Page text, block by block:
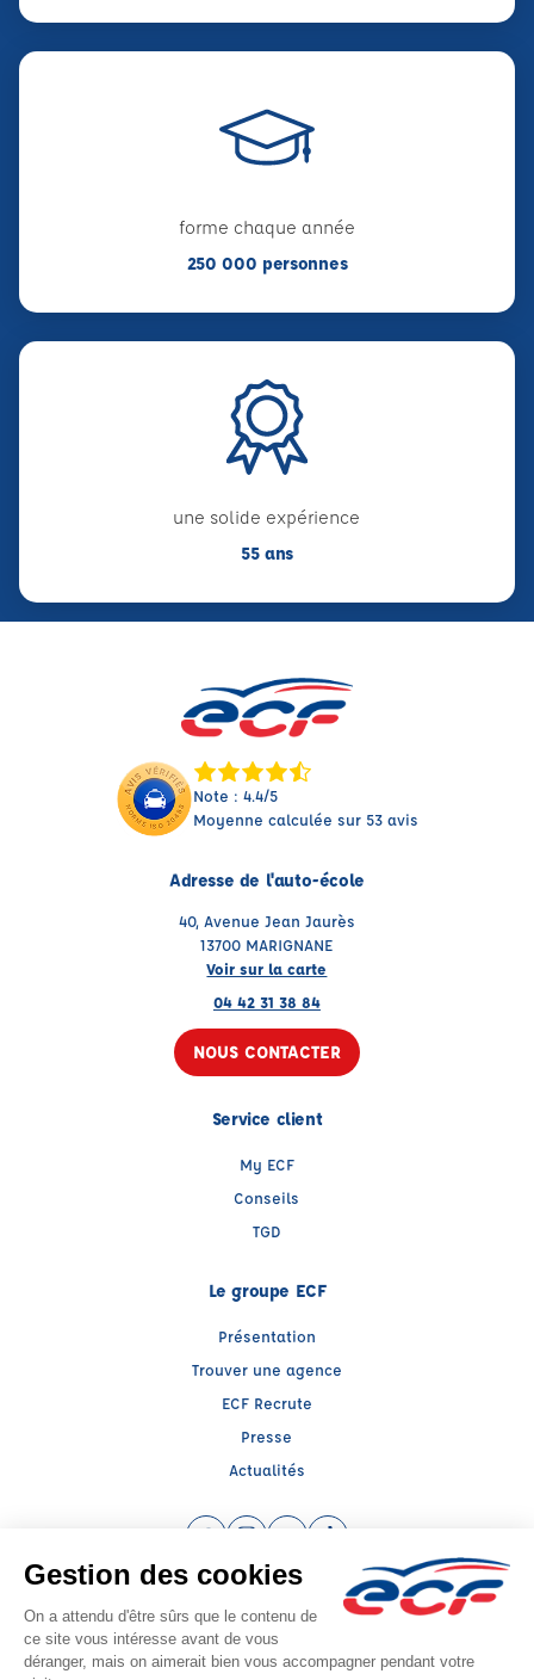
forme chaque année
250 000 personnes
une solide expérience
55 ans
Note : 4.4/5
Moyenne calculée sur 53 avis
Adresse de l'auto-école
40, Avenue Jean Jaurès
13700 MARIGNANE
Voir sur la carte
04 42 31 38 84
NOUS CONTACTER
Service client
My ECF
Conseils
TGD
Le groupe ECF
Présentation
Trouver une agence
ECF Recrute
Presse
Actualités
Facebook (nouvelle fenêtre)
Instagram (nouvelle fenêtre)
YouTube (nouvelle fenêtre)
TikTok (nouvelle fenêtre)
Raison sociale : SUD PREVENTION SECURITE GRAND PUBLIC - Capital social:
139239€
SIREN: 814514188 - Numéro de TVA intracommunautaire: FR56814514188
Agrément n°E1501300080